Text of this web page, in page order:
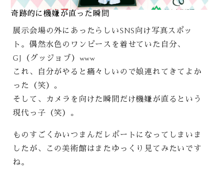
奇跡的に機嫌が直った瞬間
展示会場の外にあったらしいSNS向け写真スポッ
ト。偶然水色のワンピースを着せていた自分、
GJ（グッジョブ）www
これ、自分がやると痛々しいので娘連れてきてよか
った（笑）。
そして、カメラを向けた瞬間だけ機嫌が直るという
現代っ子（笑）。
ものすごくかいつまんだレポートになってしまいま
したが、この美術館はまたゆっくり見てみたいです
ね。